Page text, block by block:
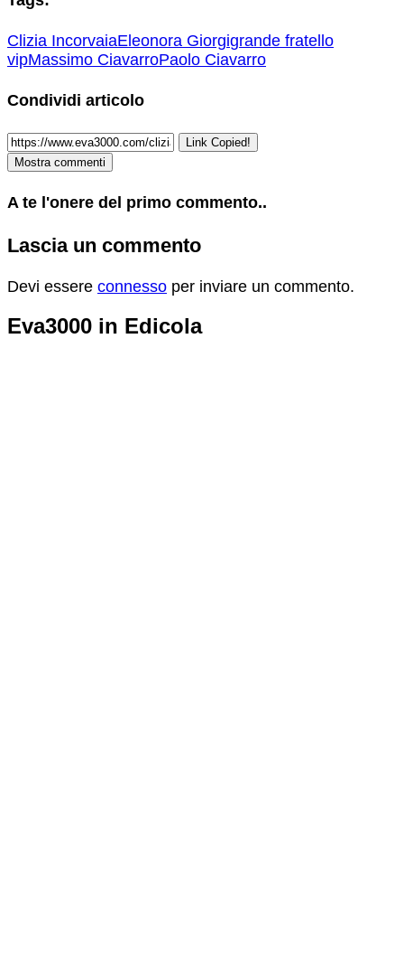
Clizia IncorvaiaEleonora Giorgigrande fratello
vipMassimo CiavarroPaolo Ciavarro
Condividi articolo
Link Copied!
Mostra commenti
A te l'onere del primo commento..
Lascia un commento
Devi essere connesso per inviare un commento.
Eva3000 in Edicola